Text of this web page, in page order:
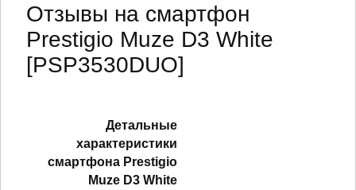
Отзывы на смартфон
Prestigio Muze D3 White
[PSP3530DUO]
Детальные
характеристики
смартфонa Prestigio
Muze D3 White